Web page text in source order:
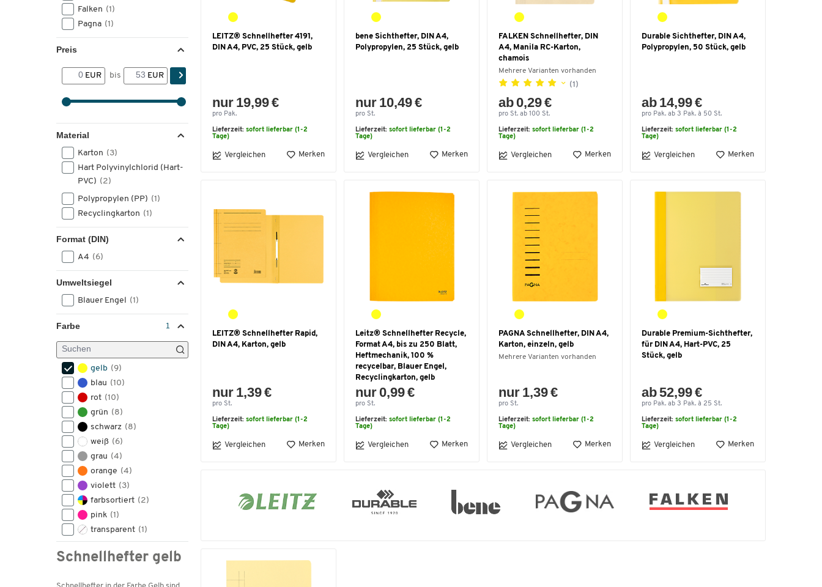
Falken (1)
Pagna (1)
Preis
EUR bis EUR
Material
Karton (3)
Hart Polyvinylchlorid (Hart-
PVC) (2)
Polypropylen (PP) (1)
Recyclingkarton (1)
Format (DIN)
A4 (6)
Umweltsiegel
Blauer Engel (1)
Farbe
gelb (9)
blau (10)
rot (10)
grün (8)
schwarz (8)
weiß (6)
grau (4)
orange (4)
violett (3)
farbsortiert (2)
pink (1)
transparent (1)
Schnellhefter gelb
LEITZ® Schnellhefter 4191,
DIN A4, PVC, 25 Stück, gelb
nur 19,99 €
pro Pak.
Lieferzeit: sofort lieferbar (1-2
Tage)
Vergleichen Merken
bene Sichthefter, DIN A4,
Polypropylen, 25 Stück, gelb
nur 10,49 €
pro St.
Lieferzeit: sofort lieferbar (1-2
Tage)
Vergleichen Merken
FALKEN Schnellhefter, DIN
A4, Manila RC-Karton,
chamois
Mehrere Varianten vorhanden
(1)
ab 0,29 €
pro St. ab 100 St.
Lieferzeit: sofort lieferbar (1-2
Tage)
Vergleichen Merken
Durable Sichthefter, DIN A4,
Polypropylen, 50 Stück, gelb
ab 14,99 €
pro Pak. ab 3 Pak. à 50 St.
Lieferzeit: sofort lieferbar (1-2
Tage)
Vergleichen Merken
LEITZ® Schnellhefter Rapid,
DIN A4, Karton, gelb
nur 1,39 €
pro St.
Lieferzeit: sofort lieferbar (1-2
Tage)
Vergleichen Merken
Leitz® Schnellhefter Recycle,
Format A4, bis zu 250 Blatt,
Heftmechanik, 100 %
recycelbar, Blauer Engel,
Recyclingkarton, gelb
nur 0,99 €
pro St.
Lieferzeit: sofort lieferbar (1-2
Tage)
Vergleichen Merken
PAGNA Schnellhefter, DIN A4,
Karton, einzeln, gelb
Mehrere Varianten vorhanden
nur 1,39 €
pro St.
Lieferzeit: sofort lieferbar (1-2
Tage)
Vergleichen Merken
Durable Premium-Sichthefter,
für DIN A4, Hart-PVC, 25
Stück, gelb
ab 52,99 €
pro Pak. ab 3 Pak. à 25 St.
Lieferzeit: sofort lieferbar (1-2
Tage)
Vergleichen Merken